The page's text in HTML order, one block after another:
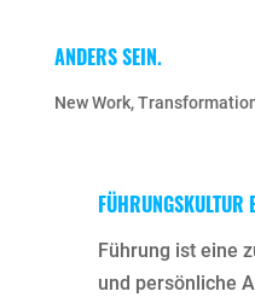
ANDERS SEIN.
New Work,
FÜHRUNGSKULTUR
Führung ist eine
und persönliche